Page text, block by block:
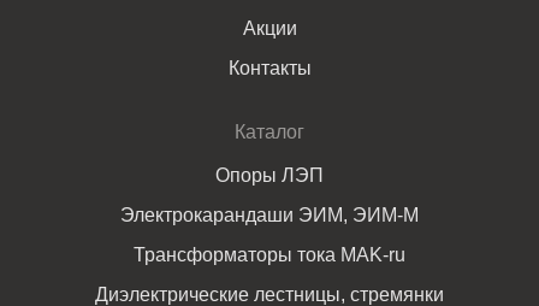
Акции
Контакты
Каталог
Опоры ЛЭП
Электрокарандаши ЭИМ, ЭИМ-М
Трансформаторы тока MAK-ru
Диэлектрические лестницы, стремянки